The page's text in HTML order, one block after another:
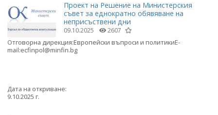
Проект на Решение на Министерския
съвет за еднократно обявяване на
неприсъствени дни
09.10.2025 2607
Отговорна дирекция:Европейски въпроси и политикиE-
mail:ecfinpol@minfin.bg
Дата на откриване:
9.10.2025 г.